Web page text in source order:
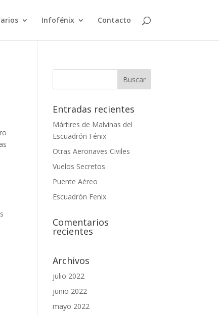
Infofénix Contacto
Entradas recientes
Mártires de Malvinas del
Escuadrón Fénix
Otras Aeronaves Civiles
Vuelos Secretos
Puente Aéreo
Escuadrón Fenix
Comentarios
recientes
Archivos
julio 2022
junio 2022
mayo 2022